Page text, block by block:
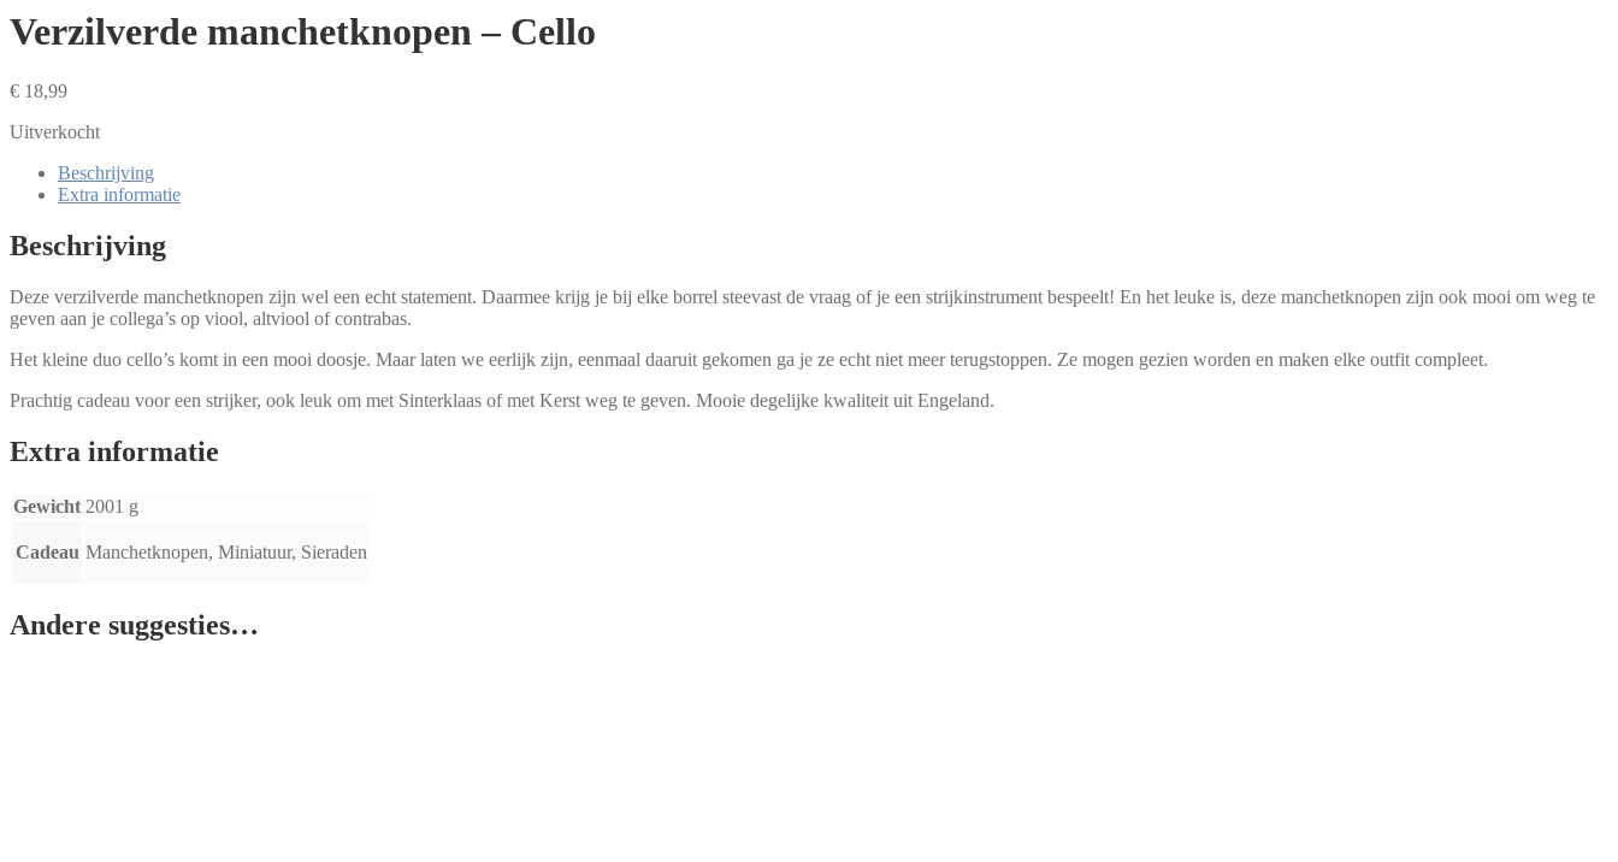
Verzilverde manchetknopen – Cello
€ 18,99
Uitverkocht
Beschrijving
Extra informatie
Beschrijving
Deze verzilverde manchetknopen zijn wel een echt statement. Daarmee krijg je bij elke borrel steevast de vraag of je een strijkinstrument bespeelt! En het leuke is, deze manchetknopen zijn ook mooi om weg te
geven aan je collega’s op viool, altviool of contrabas.
Het kleine duo cello’s komt in een mooi doosje. Maar laten we eerlijk zijn, eenmaal daaruit gekomen ga je ze echt niet meer terugstoppen. Ze mogen gezien worden en maken elke outfit compleet.
Prachtig cadeau voor een strijker, ook leuk om met Sinterklaas of met Kerst weg te geven. Mooie degelijke kwaliteit uit Engeland.
Extra informatie
Gewicht 2001 g
Cadeau Manchetknopen, Miniatuur, Sieraden
Andere suggesties…